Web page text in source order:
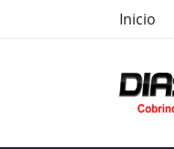
Inicio